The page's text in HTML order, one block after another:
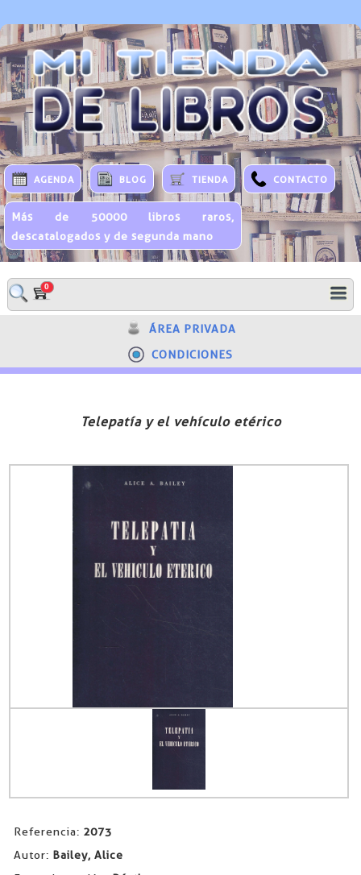
AGENDA BLOG TIENDA CONTACTO
Más de 50000 libros raros,
descatalogados y de segunda mano
0
ÁREA PRIVADA
CONDICIONES
Telepatía y el vehículo etérico
Referencia: 2073
Autor: Bailey, Alice